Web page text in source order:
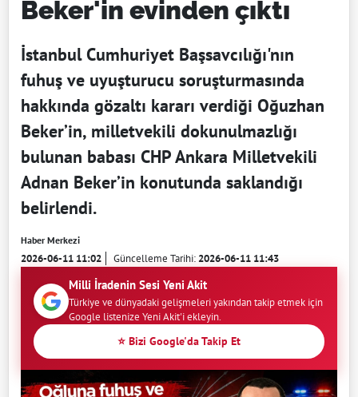
Beker'in evinden çıktı
İstanbul Cumhuriyet Başsavcılığı'nın
fuhuş ve uyuşturucu soruşturmasında
hakkında gözaltı kararı verdiği Oğuzhan
Beker’in, milletvekili dokunulmazlığı
bulunan babası CHP Ankara Milletvekili
Adnan Beker’in konutunda saklandığı
belirlendi.
Haber Merkezi
2026-06-11 11:02 Güncelleme Tarihi:2026-06-11 11:43
Milli İradenin Sesi Yeni Akit
Türkiye ve dünyadaki gelişmeleri yakından takip etmek için
Google listenize Yeni Akit'i ekleyin.
⭐ Bizi Google'da Takip Et